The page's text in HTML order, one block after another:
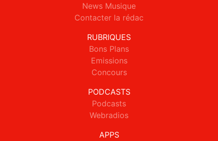
News Musique
Contacter la rédac
RUBRIQUES
Bons Plans
Emissions
Concours
PODCASTS
Podcasts
Webradios
APPS